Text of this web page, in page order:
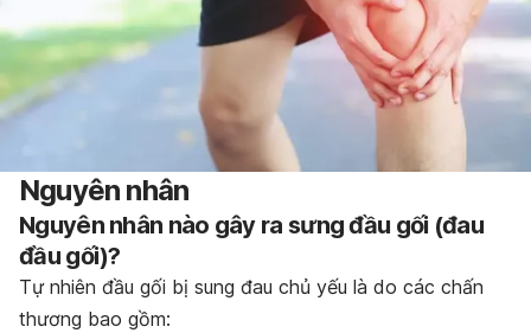
Nguyên nhân
Nguyên nhân nào gây ra sưng đầu gối (đau
đầu gối)?
Tự nhiên đầu gối bị sung đau chủ yếu là do các chấn
thương bao gồm: